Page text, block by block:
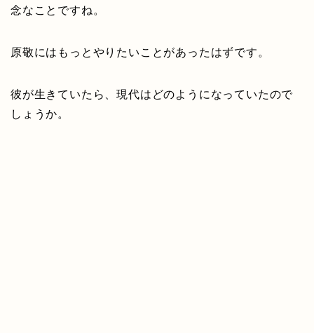
念なことですね。
原敬にはもっとやりたいことがあったはずです。
彼が生きていたら、現代はどのようになっていたので
しょうか。